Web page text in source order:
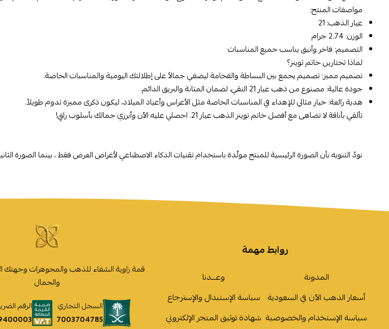
مواصفات المنتج:
عيار الذهب:
الوزن:
التصميم: فاخر وأنيق يناسب جميع المناسبات
لماذا تختارين خاتم توينز؟
تصميم مميز:تصميم يجمع بين البساطة والفخامة ليضفي جمالاً على إطلالتك اليومية والمناسبات الخاصة.
جودة عالية: مصنوع من ذهب عيار 21 النقي، لضمان المتانة والبريق الدائم.
هدية رائعة:خيار مثالي للإهداء في المناسبات الخاصة مثل الأعراس وأعياد الميلاد، ليكون ذكرى مميزة تدوم طويلاً.
تألقي بأناقة لا تضاهى مع أفضل خاتم توينز الذهب عيار 21. احصلي عليه الآن وأبرزي جمالك بأسلوب راقٍ!
نودّ التنويه بأن الصورة الرئيسية للمنتج مولّدة باستخدام تقنيات الذكاء الاصطناعي لأغراض العرض فقط ، بينما الصورة
روابط مهمة
المدونة
وعـــدنا
أسعار الذهب الآن في السعودية سياسة الإستبدال والإسترجاع
سياسة الإستخدام والخصوصية شهادة توثيق المتجر الإلكتروني
قمة زاوية الشفاء للذهب والمجوهرات وجهتك
والجمال
السجل التجاري
7003704785
الرقم